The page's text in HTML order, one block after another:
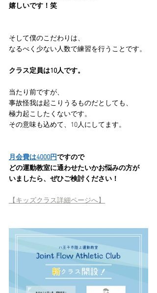
嬉しいです！笑
そして僕のこだわりは、
なるべく少ない人数で練習を行うことです。
クラス定員は10人です。
当たり前ですが、
事故怪我は起こりうるものだとしても、
極力起こしたくないです。
その意味も込めて、10人にしてます。
月会費は4000円ですので
どの運動教室に通わせたいかお悩みの方が
いましたら、ぜひご検討ください！
【キッズクラス詳細ページへ】